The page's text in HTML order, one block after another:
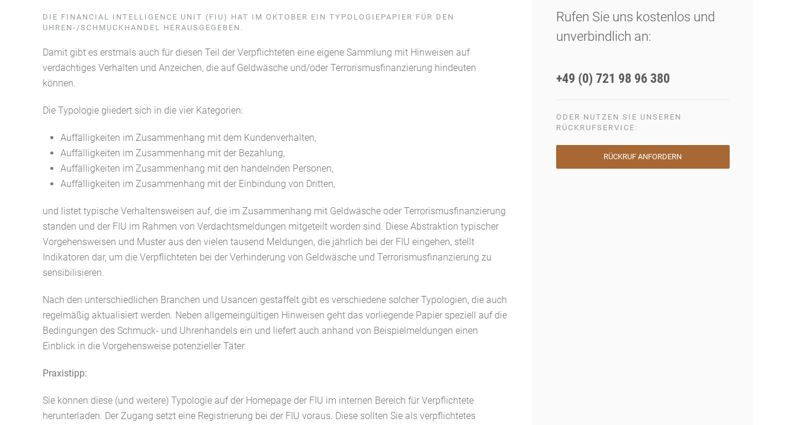
DIE FINANCIAL INTELLIGENCE UNIT (FIU) HAT IM OKTOBER EIN TYPOLOGIEPAPIER FÜR DEN
UHREN-/SCHMUCKHANDEL HERAUSGEGEBEN.
Damit gibt es erstmals auch für diesen Teil der Verpflichteten eine eigene Sammlung mit Hinweisen auf
verdächtiges Verhalten und Anzeichen, die auf Geldwäsche und/oder Terrorismusfinanzierung hindeuten
können.
Die Typologie gliedert sich in die vier Kategorien:
Auffälligkeiten im Zusammenhang mit dem Kundenverhalten,
Auffälligkeiten im Zusammenhang mit der Bezahlung,
Auffälligkeiten im Zusammenhang mit den handelnden Personen,
Auffälligkeiten im Zusammenhang mit der Einbindung von Dritten,
und listet typische Verhaltensweisen auf, die im Zusammenhang mit Geldwäsche oder Terrorismusfinanzierung
standen und der FIU im Rahmen von Verdachtsmeldungen mitgeteilt worden sind. Diese Abstraktion typischer
Vorgehensweisen und Muster aus den vielen tausend Meldungen, die jährlich bei der FIU eingehen, stellt
Indikatoren dar, um die Verpflichteten bei der Verhinderung von Geldwäsche und Terrorismusfinanzierung zu
sensibilisieren.
Nach den unterschiedlichen Branchen und Usancen gestaffelt gibt es verschiedene solcher Typologien, die auch
regelmäßig aktualisiert werden. Neben allgemeingültigen Hinweisen geht das vorliegende Papier speziell auf die
Bedingungen des Schmuck- und Uhrenhandels ein und liefert auch anhand von Beispielmeldungen einen
Einblick in die Vorgehensweise potenzieller Täter.
Praxistipp:
Sie können diese (und weitere) Typologie auf der Homepage der FIU im internen Bereich für Verpflichtete
herunterladen. Der Zugang setzt eine Registrierung bei der FIU voraus. Diese sollten Sie als verpflichtetes
Rufen Sie uns kostenlos und
unverbindlich an:
+49 (0) 721 98 96 380
ODER NUTZEN SIE UNSEREN
RÜCKRUFSERVICE:
RÜCKRUF ANFORDERN